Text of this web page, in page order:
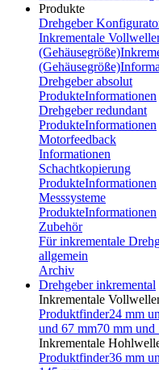
Produkte
Drehgeber
Inkrementale
(Gehäusegröße)
(Gehäusegröße)
Drehgeber absolut
ProdukteInformationen
Drehgeber redundant
ProdukteInformationen
Motorfeedback
Informationen
Schachtkopierung
ProdukteInformationen
Messsysteme
ProdukteInformationen
Zubehör
Für inkrementale
allgemein
Archiv
Drehgeber inkremental
Inkrementale
Produktfinder24 mm
und 67 mm70 mm und
Inkrementale
Produktfinder36 mm